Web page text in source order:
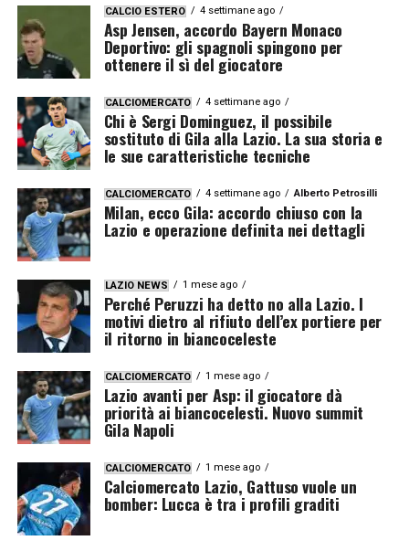
CALCIO ESTERO 4 settimane ago
Asp Jensen, accordo Bayern Monaco
Deportivo: gli spagnoli spingono per
ottenere il sì del giocatore
CALCIOMERCATO 4 settimane ago
Chi è Sergi Dominguez, il possibile
sostituto di Gila alla Lazio. La sua storia e
le sue caratteristiche tecniche
CALCIOMERCATO 4 settimane ago Alberto Petrosilli
Milan, ecco Gila: accordo chiuso con la
Lazio e operazione definita nei dettagli
LAZIO NEWS 1 mese ago
Perché Peruzzi ha detto no alla Lazio. I
motivi dietro al rifiuto dell’ex portiere per
il ritorno in biancoceleste
CALCIOMERCATO 1 mese ago
Lazio avanti per Asp: il giocatore dà
priorità ai biancocelesti. Nuovo summit
Gila Napoli
CALCIOMERCATO 1 mese ago
Calciomercato Lazio, Gattuso vuole un
bomber: Lucca è tra i profili graditi